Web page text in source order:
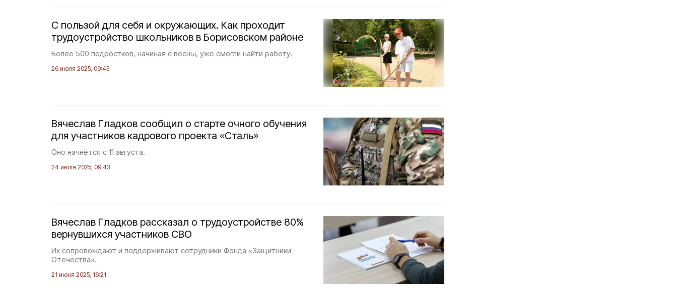
С пользой для себя и окружающих. Как проходит
трудоустройство школьников в Борисовском районе
Более 500 подростков, начиная с весны, уже смогли найти работу.
26 июля 2025, 09:45
Вячеслав Гладков сообщил о старте очного обучения
для участников кадрового проекта «Сталь»
Оно начнётся с 11 августа.
24 июля 2025, 09:43
Вячеслав Гладков рассказал о трудоустройстве 80%
вернувшихся участников СВО
Их сопровождают и поддерживают сотрудники Фонда «Защитники
Отечества».
21 июня 2025, 16:21